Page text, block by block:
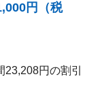
円（税
円の割引